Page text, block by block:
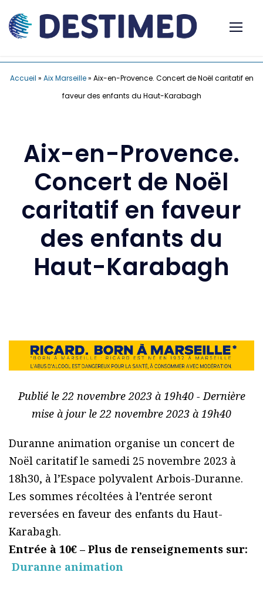
Accueil » Aix Marseille» Aix-en-Provence. Concert de Noël caritatif en
faveur des enfants du Haut-Karabagh
Aix-en-Provence.
Concert de Noël
caritatif en faveur
des enfants du
Haut-Karabagh
Publié le 22 novembre 2023 à 19h40 - Dernière
mise à jour le 22 novembre 2023 à 19h40
Duranne animation organise un concert de
Noël caritatif le samedi 25 novembre 2023 à
18h30, à l’Espace polyvalent Arbois-Duranne.
Les sommes récoltées à l’entrée seront
reversées en faveur des enfants du Haut-
Karabagh.
Entrée à 10€ – Plus de renseignements sur:
Duranne animation